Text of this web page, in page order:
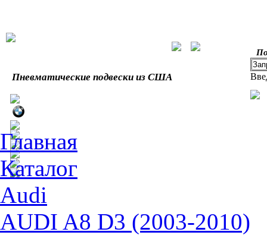
Пневматические подвески из США
Главная
Каталог
Audi
AUDI A8 D3 (2003-2010)